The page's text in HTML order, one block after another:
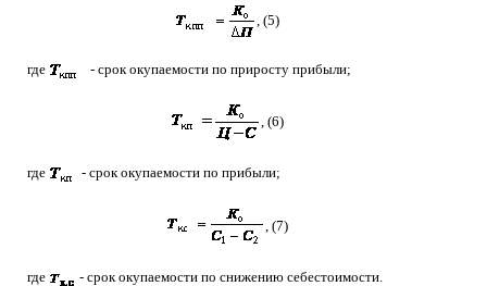
, (5)
где - срок окупаемости по приросту прибыли;
, (6)
где - срок окупаемости по прибыли;
, (7)
где - срок окупаемости по снижению себестоимости.